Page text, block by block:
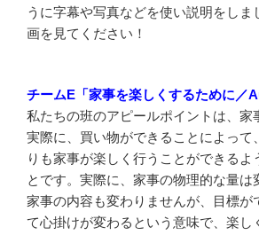
うに字幕や写真などを使い説明をしま
画を見てください！
チームE「家事を楽しくするために／
私たちの班のアピールポイントは、家
実際に、買い物ができることによって
りも家事が楽しく行うことができるよ
とです。実際に、家事の物理的な量は
家事の内容も変わりませんが、目標が
て心掛けが変わるという意味で、楽し